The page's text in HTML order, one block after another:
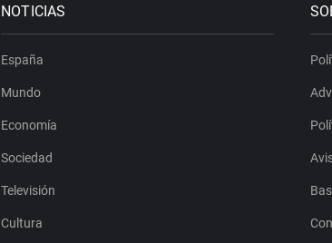
NOTICIAS
España
Mundo
Economía
Sociedad
Televisión
Cultura